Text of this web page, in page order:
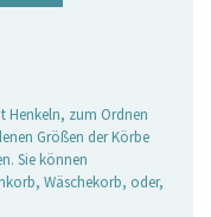
Henkeln, zum Ordnen
Größen der Körbe
Sie können
Wäschekorb, oder,